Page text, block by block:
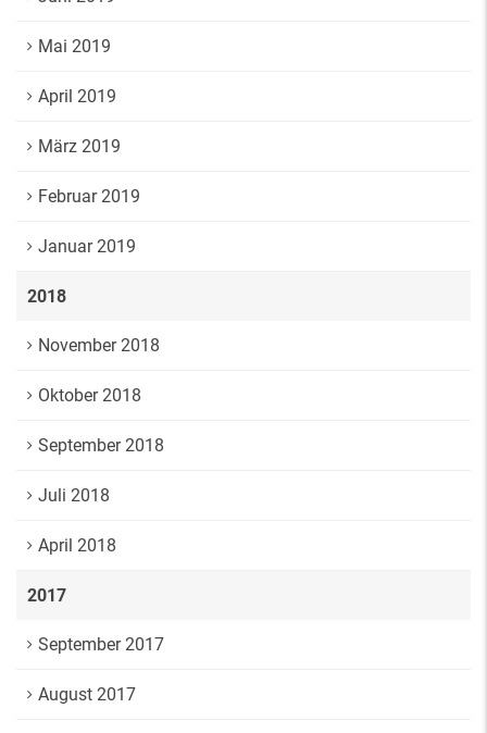
Mai 2019
April 2019
März 2019
Februar 2019
Januar 2019
2018
November 2018
Oktober 2018
September 2018
Juli 2018
April 2018
2017
September 2017
August 2017